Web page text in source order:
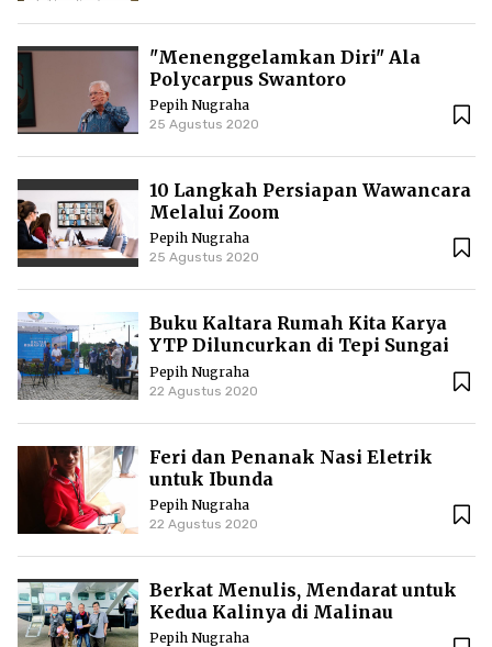
"Menenggelamkan Diri" Ala
Polycarpus Swantoro
Pepih Nugraha
25 Agustus 2020
10 Langkah Persiapan Wawancara
Melalui Zoom
Pepih Nugraha
25 Agustus 2020
Buku Kaltara Rumah Kita Karya
YTP Diluncurkan di Tepi Sungai
Sesayap
Pepih Nugraha
22 Agustus 2020
Feri dan Penanak Nasi Eletrik
untuk Ibunda
Pepih Nugraha
22 Agustus 2020
Berkat Menulis, Mendarat untuk
Kedua Kalinya di Malinau
Pepih Nugraha